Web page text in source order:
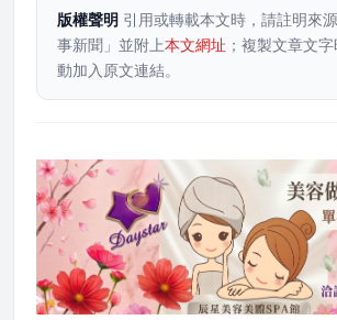
版權聲明 引用或轉載本文時，請註明來
事新聞」並附上本文網址 ；複製文章文
動加入原文連結。